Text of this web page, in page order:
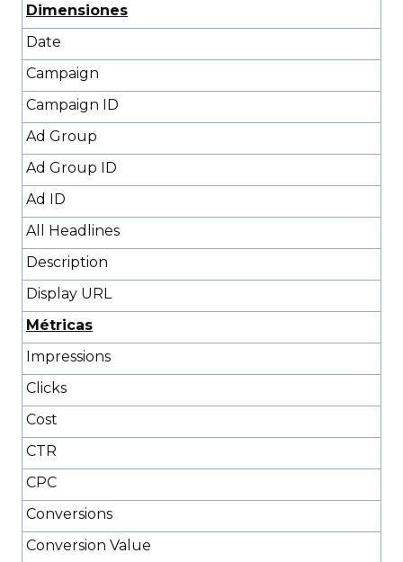
Dimensiones
Date
Campaign
Campaign ID
Ad Group
Ad Group ID
Ad ID
All Headlines
Description
Display URL
Métricas
Impressions
Clicks
Cost
CTR
CPC
Conversions
Conversion Value